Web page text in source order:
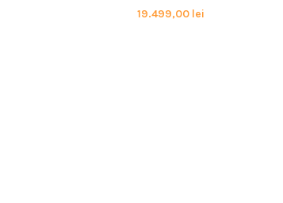
19.499,00 lei